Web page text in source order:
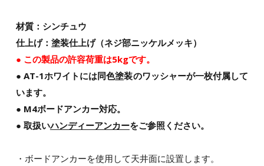
材質：シンチュウ
仕上げ：塗装仕上げ（ネジ部ニッケルメッキ）
● この製品の許容荷重は5kgです。
● AT-1ホワイトには同色塗装のワッシャーが一枚付属して
います。
● M4ボードアンカー対応。
● 取扱いハンディーアンカーをご参照ください。
・ボードアンカーを使用して天井面に設置します。